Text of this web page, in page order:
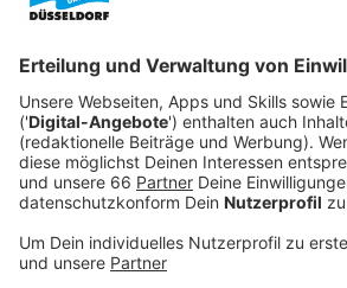
Da steigt die Vorfreude auf den
gleich ins Unermessliche: Nachdem
Flughäfen in den letzten Wochen
den Sicherheitskontrollen fast
jetzt auch noch riesige Probleme bei
Gepäckausgabe. Darauf hat jetzt